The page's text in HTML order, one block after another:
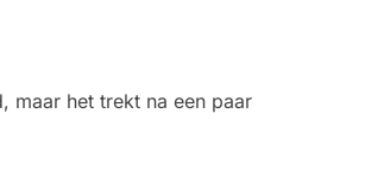
maar het trekt na een paar